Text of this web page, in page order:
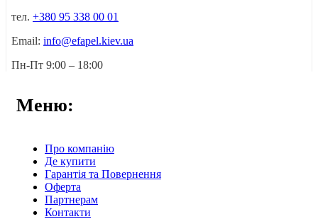
тел. +380 95 338 00 01
Email: info@efapel.kiev.ua
Пн-Пт 9:00 – 18:00
Меню:
Про компанію
Де купити
Гарантія та Повернення
Оферта
Партнерам
Контакти